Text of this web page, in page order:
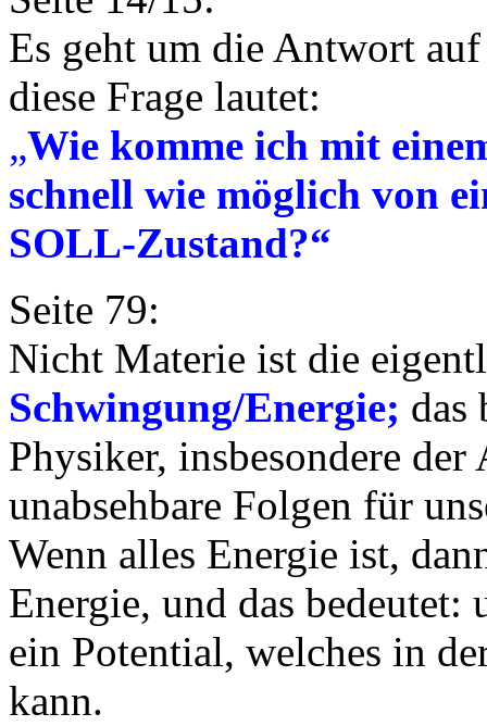
Es geht um die Antwort
diese Frage lautet:
„Wie komme ich mit
schnell wie möglich von
SOLL-Zustand?“
Seite 79:
Nicht Materie ist die
Schwingung/Energie; das
Physiker, insbesondere
unabsehbare Folgen für
Wenn alles Energie ist,
Energie, und das bedeutet:
ein Potential, welches in
kann.